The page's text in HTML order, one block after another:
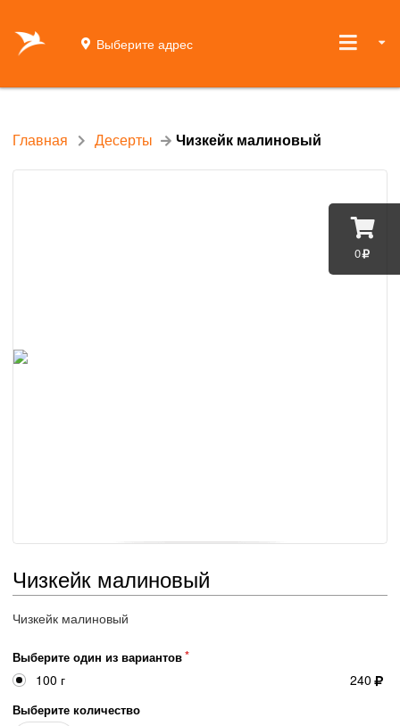
0
Выберите адрес
Главная Десерты Чизкейк малиновый
Чизкейк малиновый
Чизкейк малиновый
Выберите один из вариантов
100 г 240
Выберите количество